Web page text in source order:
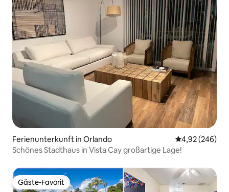
Ferienunterkunft in Orlando
4,92 (246)
Schönes Stadthaus in Vista Cay großartige Lage!
Gäste-Favorit
Gäste-Favorit